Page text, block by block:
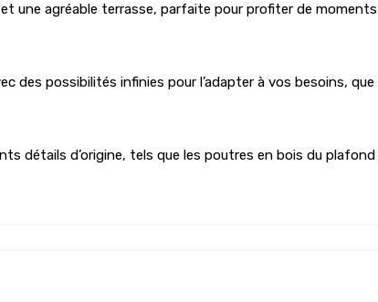
une agréable terrasse, parfaite pour profiter de
des possibilités infinies pour l’adapter à vos besoins,
détails d’origine, tels que les poutres en bois du